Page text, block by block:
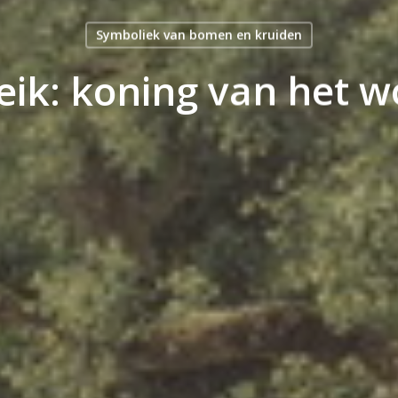
Symboliek van bomen en kruiden
koning van het